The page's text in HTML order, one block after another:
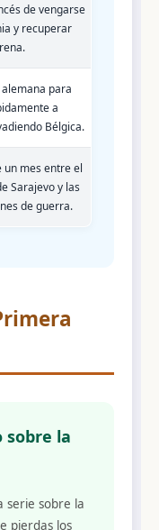
de vengarse
y recuperar
para
a
Bélgica.
un mes entre el
Sarajevo y las
de guerra.
sobre la
serie sobre la
pierdas los